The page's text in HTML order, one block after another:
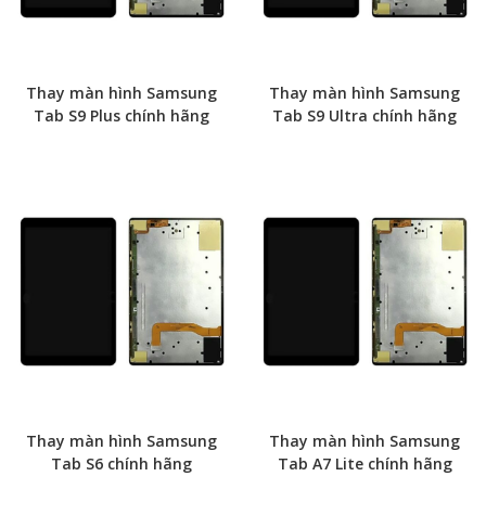
Thay màn hình Samsung
Tab S9 Plus chính hãng
Thay màn hình Samsung
Tab S9 Ultra chính hãng
Thay màn hình Samsung
Tab S6 chính hãng
Thay màn hình Samsung
Tab A7 Lite chính hãng